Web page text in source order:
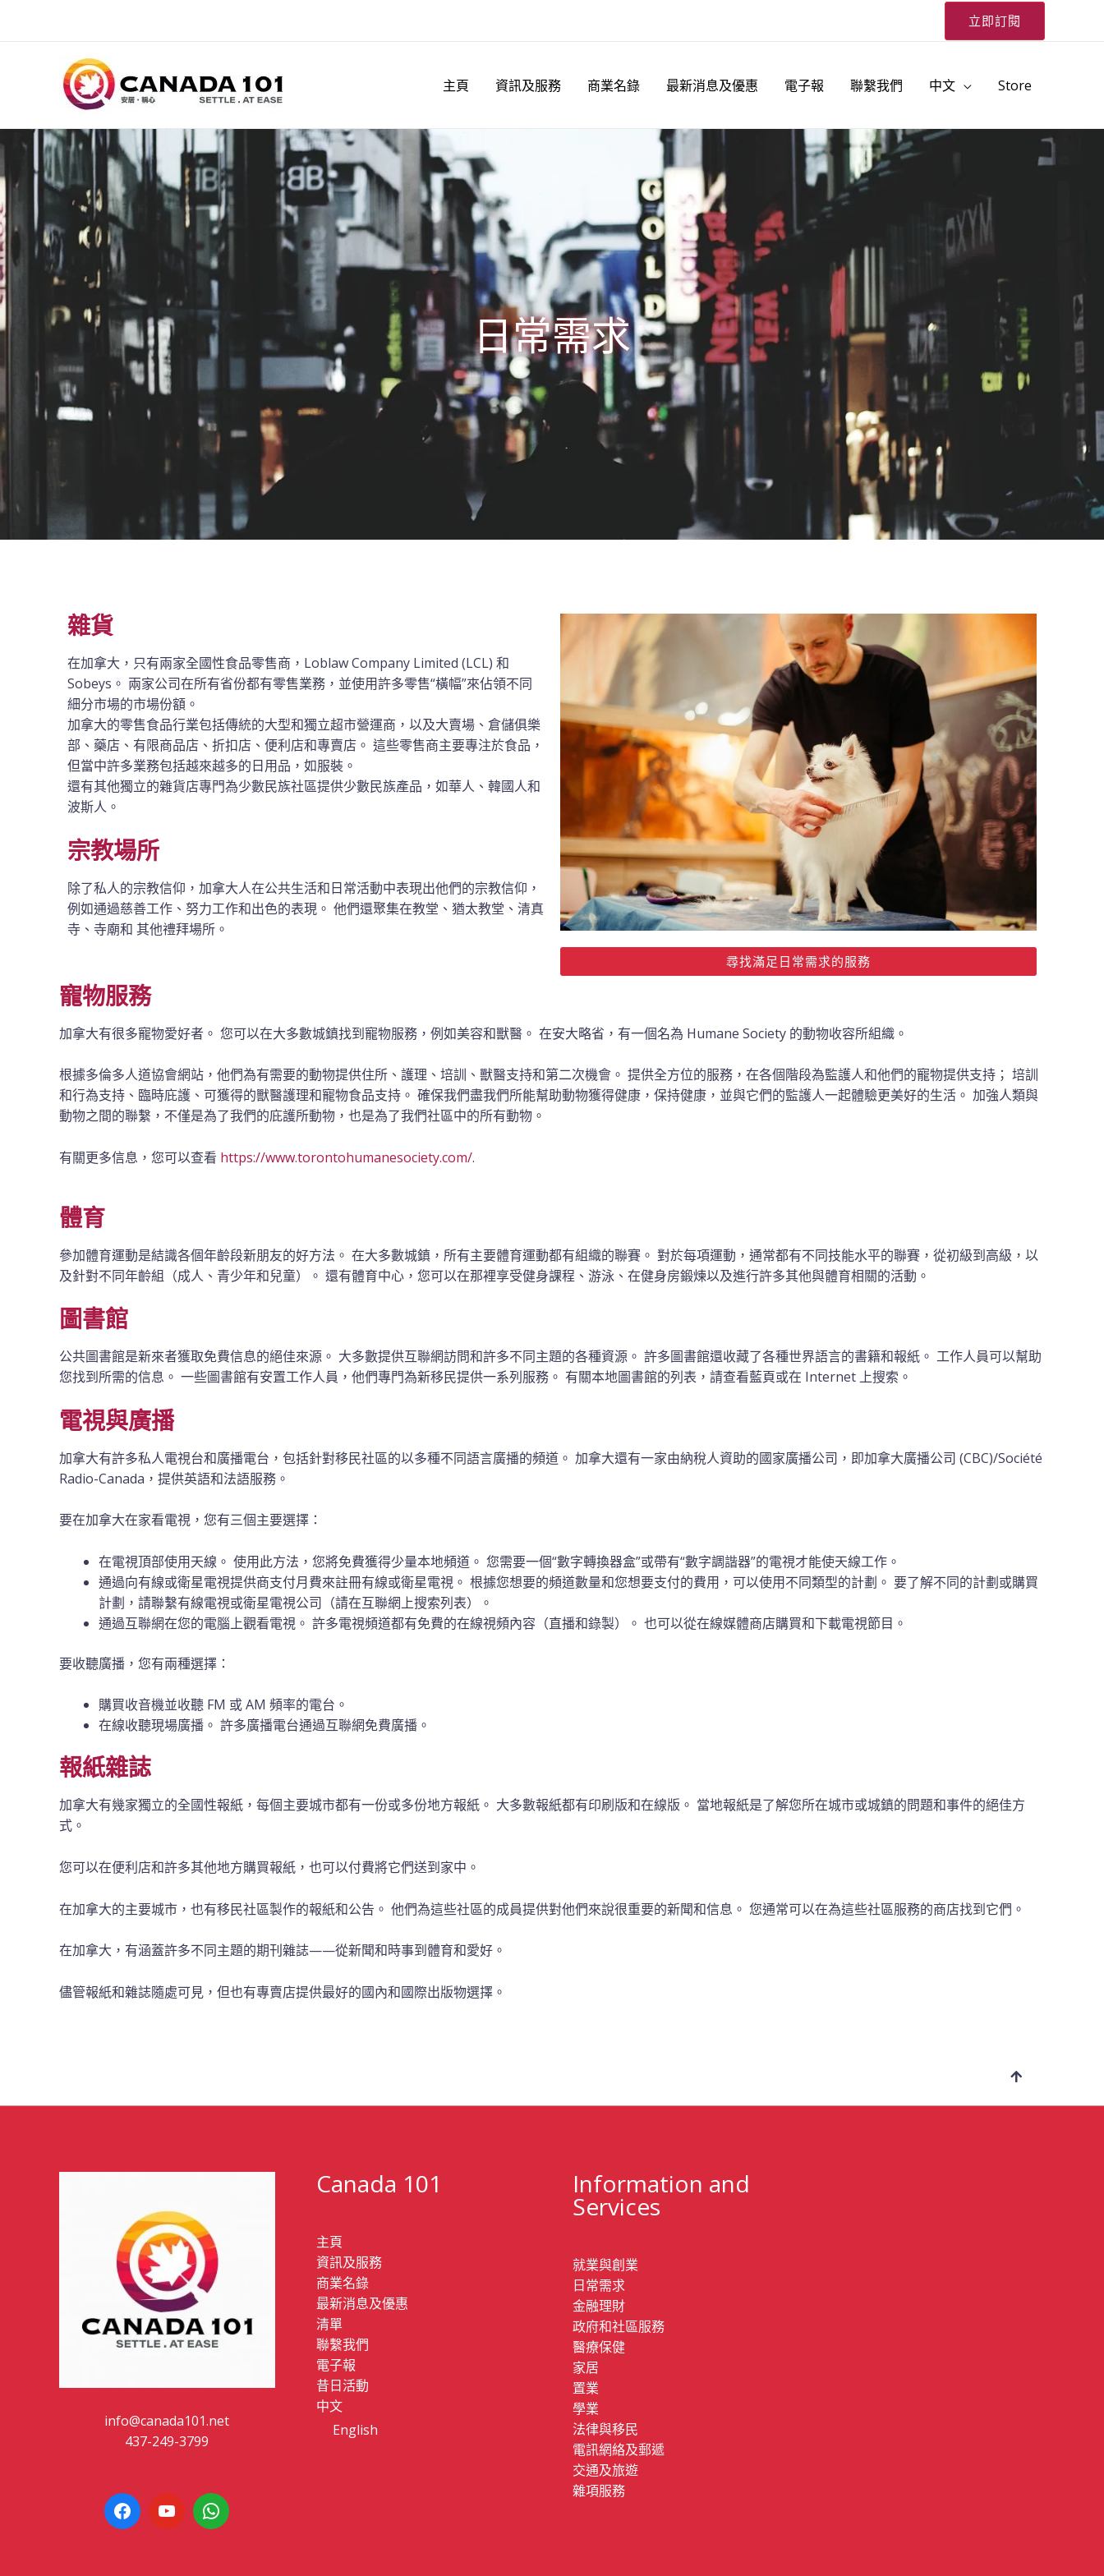
立即訂閱
主頁 資訊及服務 商業名錄 最新消息及優惠 電子報 聯繫我們 中文 Store
日常需求
雜貨
在加拿大，只有兩家全國性食品零售商，Loblaw Company Limited (LCL) 和
Sobeys。 兩家公司在所有省份都有零售業務，並使用許多零售“橫幅”來佔領不同
細分市場的市場份額。
加拿大的零售食品行業包括傳統的大型和獨立超市營運商，以及大賣場、倉儲俱樂
部、藥店、有限商品店、折扣店、便利店和專賣店。 這些零售商主要專注於食品，
但當中許多業務包括越來越多的日用品，如服裝。
還有其他獨立的雜貨店專門為少數民族社區提供少數民族產品，如華人、韓國人和
波斯人。
宗教場所
除了私人的宗教信仰，加拿大人在公共生活和日常活動中表現出他們的宗教信仰，
例如通過慈善工作、努力工作和出色的表現。 他們還聚集在教堂、猶太教堂、清真
寺、寺廟和 其他禮拜場所。
尋找滿足日常需求的服務
寵物服務
加拿大有很多寵物愛好者。 您可以在大多數城鎮找到寵物服務，例如美容和獸醫。 在安大略省，有一個名為 Humane Society 的動物收容所組織。
根據多倫多人道協會網站，他們為有需要的動物提供住所、護理、培訓、獸醫支持和第二次機會。 提供全方位的服務，在各個階段為監護人和他們的寵物提供支持； 培訓
和行為支持、臨時庇護、可獲得的獸醫護理和寵物食品支持。 確保我們盡我們所能幫助動物獲得健康，保持健康，並與它們的監護人一起體驗更美好的生活。 加強人類與
動物之間的聯繫，不僅是為了我們的庇護所動物，也是為了我們社區中的所有動物。
有關更多信息，您可以查看 https://www.torontohumanesociety.com/.
體育
參加體育運動是結識各個年齡段新朋友的好方法。 在大多數城鎮，所有主要體育運動都有組織的聯賽。 對於每項運動，通常都有不同技能水平的聯賽，從初級到高級，以
及針對不同年齡組（成人、青少年和兒童）。 還有體育中心，您可以在那裡享受健身課程、游泳、在健身房鍛煉以及進行許多其他與體育相關的活動。
圖書館
公共圖書館是新來者獲取免費信息的絕佳來源。 大多數提供互聯網訪問和許多不同主題的各種資源。 許多圖書館還收藏了各種世界語言的書籍和報紙。 工作人員可以幫助
您找到所需的信息。 一些圖書館有安置工作人員，他們專門為新移民提供一系列服務。 有關本地圖書館的列表，請查看藍頁或在 Internet 上搜索。
電視與廣播
加拿大有許多私人電視台和廣播電台，包括針對移民社區的以多種不同語言廣播的頻道。 加拿大還有一家由納稅人資助的國家廣播公司，即加拿大廣播公司 (CBC)/Société
Radio-Canada，提供英語和法語服務。
要在加拿大在家看電視，您有三個主要選擇：
在電視頂部使用天線。 使用此方法，您將免費獲得少量本地頻道。 您需要一個“數字轉換器盒”或帶有“數字調諧器”的電視才能使天線工作。
通過向有線或衛星電視提供商支付月費來註冊有線或衛星電視。 根據您想要的頻道數量和您想要支付的費用，可以使用不同類型的計劃。 要了解不同的計劃或購買
計劃，請聯繫有線電視或衛星電視公司（請在互聯網上搜索列表）。
通過互聯網在您的電腦上觀看電視。 許多電視頻道都有免費的在線視頻內容（直播和錄製）。 也可以從在線媒體商店購買和下載電視節目。
要收聽廣播，您有兩種選擇：
購買收音機並收聽 FM 或 AM 頻率的電台。
在線收聽現場廣播。 許多廣播電台通過互聯網免費廣播。
報紙雜誌
加拿大有幾家獨立的全國性報紙，每個主要城市都有一份或多份地方報紙。 大多數報紙都有印刷版和在線版。 當地報紙是了解您所在城市或城鎮的問題和事件的絕佳方
式。
您可以在便利店和許多其他地方購買報紙，也可以付費將它們送到家中。
在加拿大的主要城市，也有移民社區製作的報紙和公告。 他們為這些社區的成員提供對他們來說很重要的新聞和信息。 您通常可以在為這些社區服務的商店找到它們。
在加拿大，有涵蓋許多不同主題的期刊雜誌——從新聞和時事到體育和愛好。
儘管報紙和雜誌隨處可見，但也有專賣店提供最好的國內和國際出版物選擇。
info@canada101.net
437-249-3799
Canada 101
主頁
資訊及服務
商業名錄
最新消息及優惠
清單
聯繫我們
電子報
昔日活動
中文
English
Information and
Services
就業與創業
日常需求
金融理財
政府和社區服務
醫療保健
家居
置業
學業
法律與移民
電訊網絡及郵遞
交通及旅遊
雜項服務